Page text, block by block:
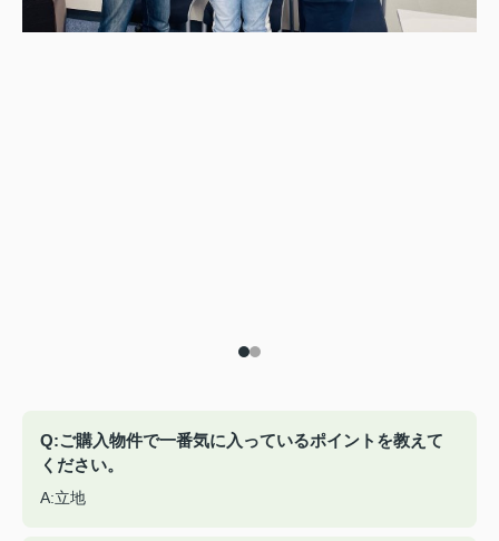
Q:ご購入物件で一番気に入っているポイントを教えて
ください。
A:立地